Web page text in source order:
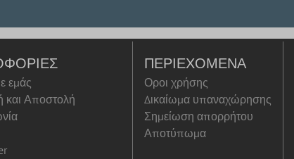
εμάς
Αποστολή
ΠΕΡΙΕΧΌΜΕΝΑ
Οροι χρήσης
Δικαίωμα υπαναχώρησης
Σημείωση απορρήτου
Αποτύπωμα